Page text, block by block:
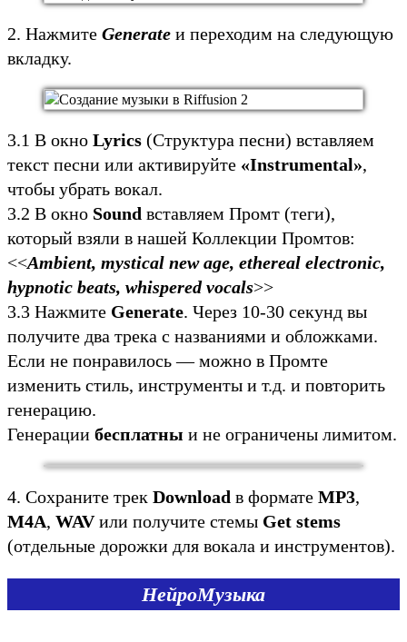
2. Нажмите Generate и переходим на следующую
вкладку.
3.1 В окно Lyrics (Структура песни) вставляем
текст песни или активируйте «Instrumental»,
чтобы убрать вокал.
3.2 В окно Sound вставляем Промт (теги),
который взяли в нашей Коллекции Промтов:
<<Ambient, mystical new age, ethereal electronic,
hypnotic beats, whispered vocals>>
3.3 Нажмите Generate. Через 10-30 секунд вы
получите два трека с названиями и обложками.
Если не понравилось — можно в Промте
изменить стиль, инструменты и т.д. и повторить
генерацию.
Генерации бесплатны и не ограничены лимитом.
4. Сохраните трек Download в формате MP3,
M4A, WAVили получите стемы Get stems
(отдельные дорожки для вокала и инструментов).
НейроМузыка